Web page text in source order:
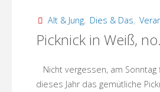
Alt & Jung, Dies & Das,
Picknick in Weiß,
Nicht vergessen, am Sonntag
dieses Jahr das gemütliche